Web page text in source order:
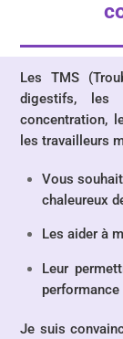
Les TMS
digestifs, les
concentration,
les travailleurs
Vous
chaleureux
Les aider à
Leur
Je suis